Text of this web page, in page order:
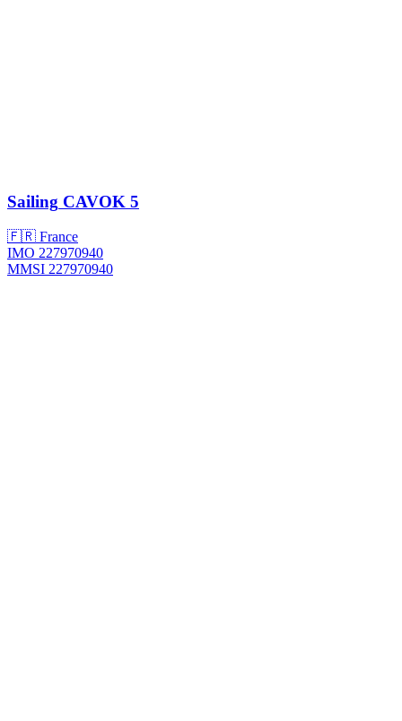
Sailing CAVOK 5
🇫🇷 France
IMO 227970940
MMSI 227970940